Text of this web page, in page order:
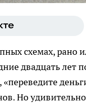
схемах, рано
двадцать лет
Но